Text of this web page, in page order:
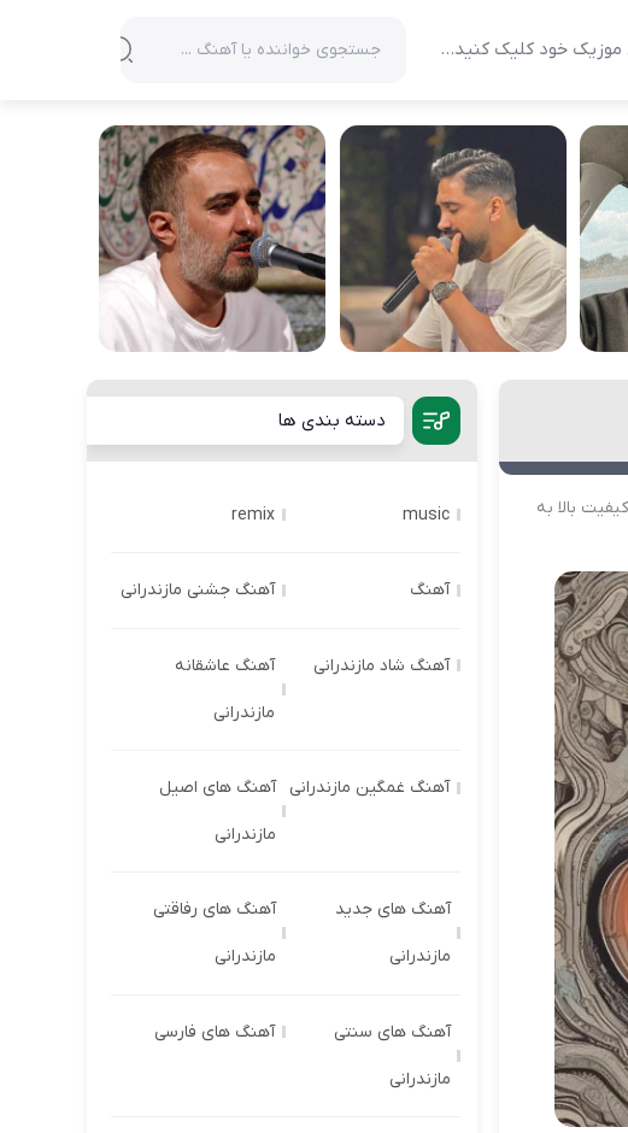
خود کلیک کنید…
بالا به
دسته بندی ها
music
remix
آهنگ آهنگ جشنی مازندرانی
آهنگ شاد مازندرانی آهنگ عاشقانه
مازندرانی
آهنگ غمگین مازندرانی آهنگ های اصیل
مازندرانی
آهنگ های جدید
مازندرانی
آهنگ های رفاقتی
مازندرانی
آهنگ های سنتی
مازندرانی
آهنگ های فارسی